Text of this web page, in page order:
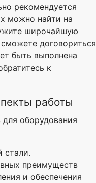
рекомендуется
можно найти на
широчайшую
договориться
быть выполнена
к
работы
оборудования
стали.
преимуществ
и обеспечения